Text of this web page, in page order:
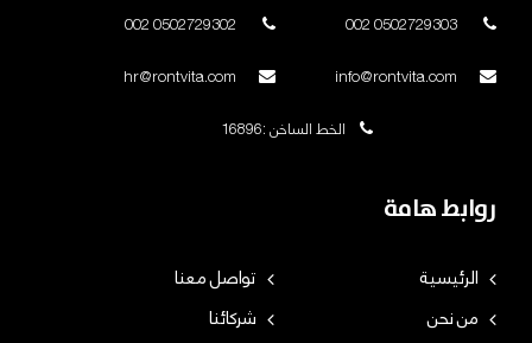
الخط الساخن :16896
روابط هامة
الرئيسية
تواصل معنا
من نحن
شركائنا